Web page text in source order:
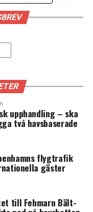
bättre samtidigt
lägre. Miljötänket
utan husen ska
byggs i trä av
får medlemmarna
som tar hänsyn till
Det är även
ett populärt land
fritidshus har
sig i
Øresund)
arbetsmarknaden
passhantering och
upphandling – ska
två havsbaserade
flygtrafik
gäster
till Fehmarn Bält-